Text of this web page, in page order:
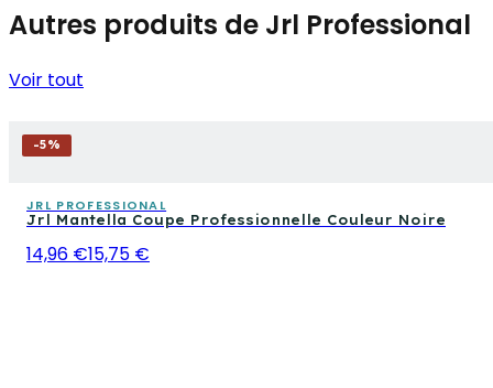
Autres produits de Jrl Professional
Voir tout
-5%
JRL PROFESSIONAL
Jrl Mantella Coupe Professionnelle Couleur Noire
14,96 €15,75 €